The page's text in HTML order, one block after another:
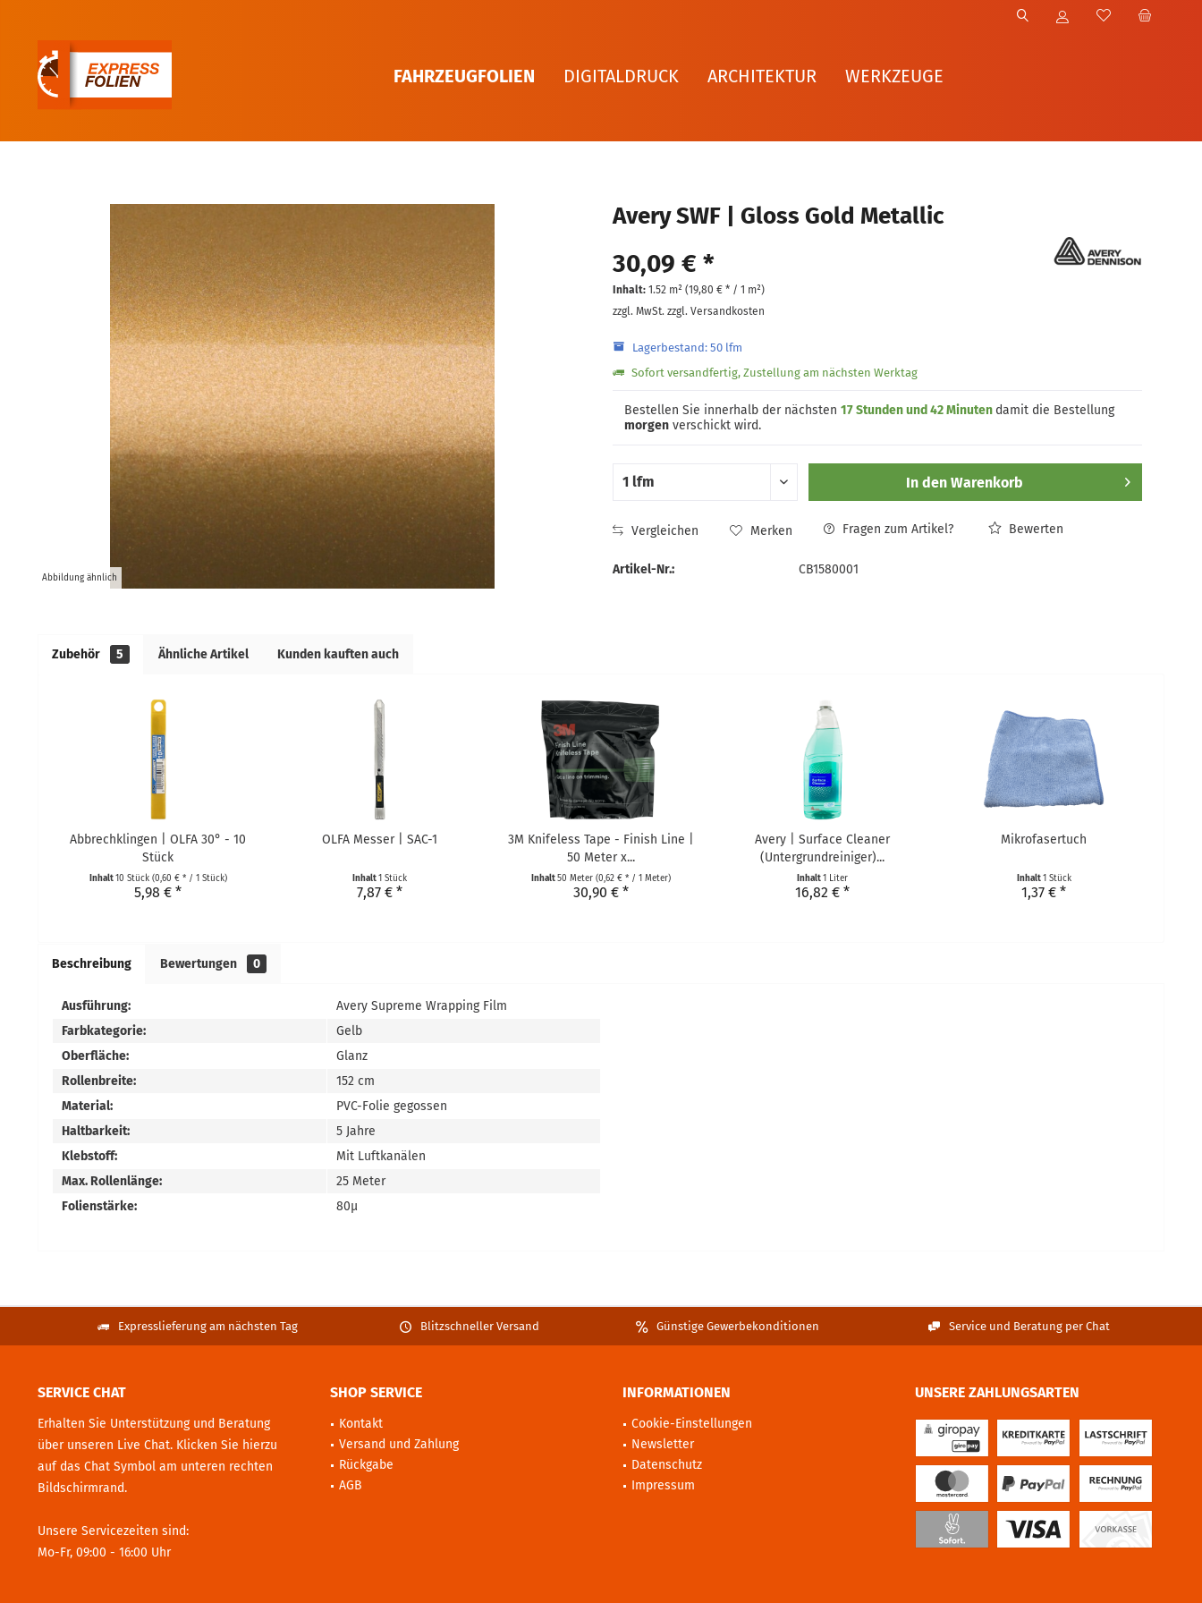
FAHRZEUGFOLIEN DIGITALDRUCK ARCHITEKTUR WERKZEUGE
Abbildung ähnlich
Avery SWF | Gloss Gold Metallic
30,09 € *
Inhalt: 1.52 m² (19,80 €* / 1 m²)
zzgl. MwSt. zzgl. Versandkosten
Lagerbestand: 50 lfm
Sofort versandfertig, Zustellung am nächsten Werktag
Bestellen Sie innerhalb der nächsten 17 Stunden und 42 Minuten damit die Bestellung
morgenverschickt wird.
In den Warenkorb
Vergleichen Merken Fragen zum Artikel? Bewerten
Artikel-Nr.: CB1580001
Zubehör 5 Ähnliche Artikel Kunden kauften auch
Abbrechklingen | OLFA 30° - 10
Stück
Inhalt10 Stück (0,60 € * / 1 Stück)
5,98 € *
OLFA Messer | SAC-1
Inhalt1 Stück
7,87 € *
3M Knifeless Tape - Finish Line |
50 Meter x...
Inhalt50 Meter (0,62 € * / 1 Meter)
30,90 € *
Avery | Surface Cleaner
(Untergrundreiniger)...
Inhalt1 Liter
16,82 € *
Mikrofasertuch
Inhalt1 Stück
1,37 € *
Beschreibung Bewertungen 0
Ausführung:
Avery Supreme Wrapping Film
Farbkategorie:
Gelb
Oberfläche:
Glanz
Rollenbreite:
152 cm
Material:
PVC-Folie gegossen
Haltbarkeit:
5 Jahre
Klebstoff:
Mit Luftkanälen
Max. Rollenlänge:
25 Meter
Folienstärke:
80µ
Expresslieferung am nächsten Tag Blitzschneller Versand Günstige Gewerbekonditionen Service und Beratung per Chat
SERVICE CHAT
Erhalten Sie Unterstützung und Beratung
über unseren Live Chat. Klicken Sie hierzu
auf das Chat Symbol am unteren rechten
Bildschirmrand.
Unsere Servicezeiten sind:
Mo-Fr, 09:00 - 16:00 Uhr
SHOP SERVICE
Kontakt
Versand und Zahlung
Rückgabe
AGB
INFORMATIONEN
Cookie-Einstellungen
Newsletter
Datenschutz
Impressum
UNSERE ZAHLUNGSARTEN